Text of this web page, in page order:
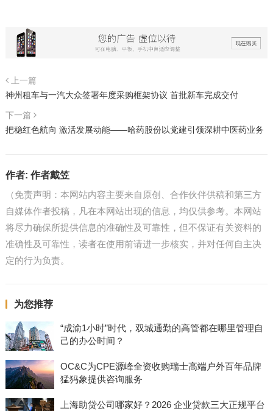
上一篇
神州租车与一汽大众签署年度采购框架协议 首批新车完成交付
下一篇
把稳红色航向 激活发展动能——哈药股份以党建引领深耕中医药业务
作者: 作者戴笠
（免责声明：本网站内容主要来自原创、合作伙伴供稿和第三方
自媒体作者投稿，凡在本网站出现的信息，均仅供参考。本网站
将尽力确保所提供信息的准确性及可靠性，但不保证有关资料的
准确性及可靠性，读者在使用前请进一步核实，并对任何自主决
定的行为负责。
为您推荐
“成渝1小时”时代，双城通勤的高管都在哪里管理自
己的办公时间？
OC&C为CPE源峰全资收购瑞士高端户外百年品牌
猛犸象提供咨询服务
上海助贷公司哪家好？2026 企业贷款三大正规平台